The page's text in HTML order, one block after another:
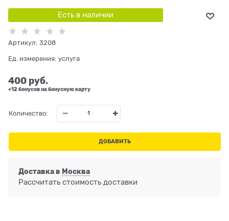
Есть в наличии
Артикул: 3208
Ед. измерения: услуга
400 руб.
+12 бонусов на бонусную карту
Количество:
ДОБАВИТЬ
Доставка в Москва
Рассчитать стоимость доставки